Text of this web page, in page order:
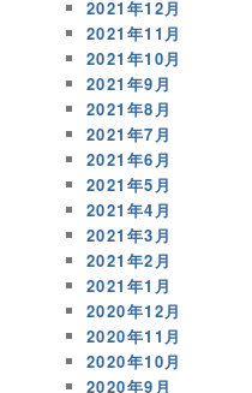
2021年12月
2021年11月
2021年10月
2021年9月
2021年8月
2021年7月
2021年6月
2021年5月
2021年4月
2021年3月
2021年2月
2021年1月
2020年12月
2020年11月
2020年10月
2020年9月